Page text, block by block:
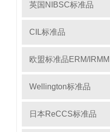
英国NIBSC标准品
CIL标准品
欧盟标准品ERM/IRMM
Wellington标准品
日本ReCCS标准品